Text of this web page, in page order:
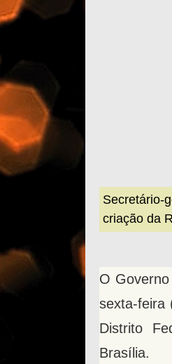
criação da
O
sexta-feira
Distrito
Brasília.